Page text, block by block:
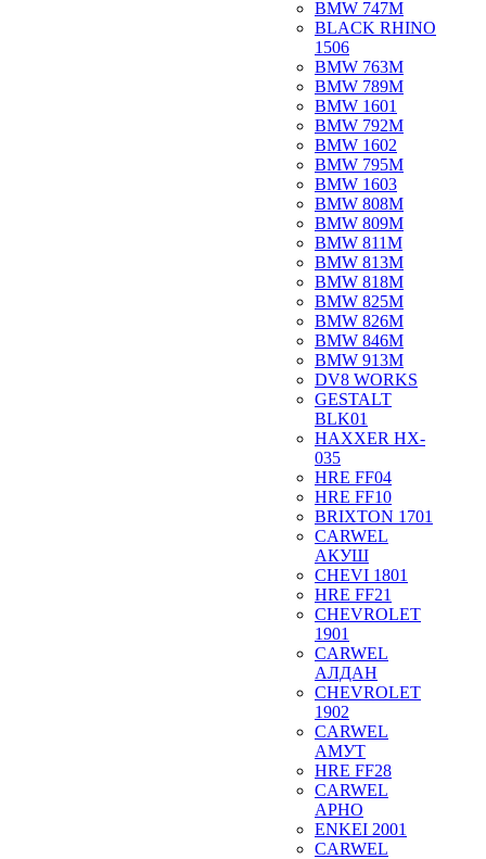
BMW 747M
BLACK RHINO
1506
BMW 763M
BMW 789M
BMW 1601
BMW 792M
BMW 1602
BMW 795M
BMW 1603
BMW 808M
BMW 809M
BMW 811M
BMW 813M
BMW 818M
BMW 825M
BMW 826M
BMW 846M
BMW 913M
DV8 WORKS
GESTALT
BLK01
HAXXER HX-
035
HRE FF04
HRE FF10
BRIXTON 1701
CARWEL
АКУШ
CHEVI 1801
HRE FF21
CHEVROLET
1901
CARWEL
АЛДАН
CHEVROLET
1902
CARWEL
АМУТ
HRE FF28
CARWEL
АРНО
ENKEI 2001
CARWEL